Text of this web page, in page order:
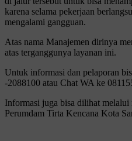
karena selama pekerjaan
mengalami gangguan.
Atas nama Manajemen dirinya
atas terganggunya layanan ini.
Untuk informasi dan pelaporan
-2088100 atau Chat WA ke
Informasi juga bisa dilihat
Perumdam Tirta Kencana Kota